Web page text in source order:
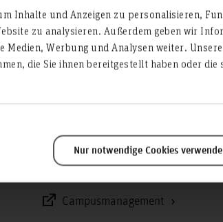
Inhalte und Anzeigen zu personalisieren,
zu analysieren. Außerdem geben wir
Medien, Werbung und Analysen weiter.
die Sie ihnen bereitgestellt haben oder
Nur notwendige Cookies
Service & Organisation
Akademische Angelegenheiten
Berufungsmanagement
Campusmanagement